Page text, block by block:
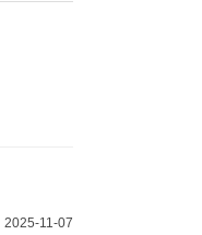
2025-11-07